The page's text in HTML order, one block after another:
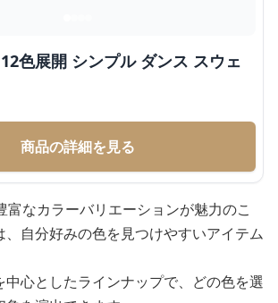
色展開 シンプル ダンス スウェ
商品の詳細を見る
富なカラーバリエーションが魅力のこ
、自分好みの色を見つけやすいアイテム
中心としたラインナップで、どの色を選